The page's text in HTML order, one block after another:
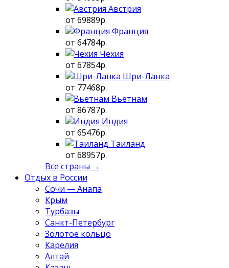
Австрия
от 69889р.
Франция
от 64784р.
Чехия
от 67854р.
Шри-Ланка
от 77468р.
Вьетнам
от 86787р.
Индия
от 65476р.
Таиланд
от 68957р.
Все страны →
Отдых в России
Сочи — Анапа
Крым
Турбазы
Санкт-Петербург
Золотое кольцо
Карелия
Алтай